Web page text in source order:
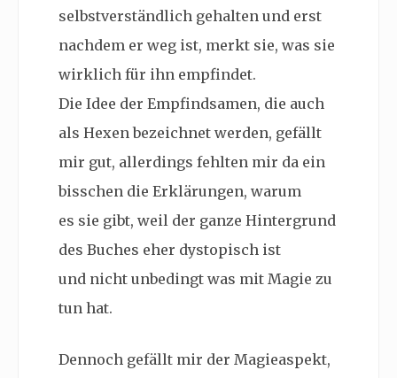
selbstverständlich gehalten und erst
nachdem er weg ist, merkt sie, was sie
wirklich für ihn empfindet.
Die Idee der Empfindsamen, die auch
als Hexen bezeichnet werden, gefällt
mir gut, allerdings fehlten mir da ein
bisschen die Erklärungen, warum
es sie gibt, weil der ganze Hintergrund
des Buches eher dystopisch ist
und nicht unbedingt was mit Magie zu
tun hat.
Dennoch gefällt mir der Magieaspekt,